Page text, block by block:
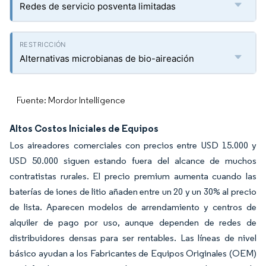
Redes de servicio posventa limitadas
Alternativas microbianas de bio-aireación
Fuente: Mordor Intelligence
Altos Costos Iniciales de Equipos
Los aireadores comerciales con precios entre USD 15.000 y
USD 50.000 siguen estando fuera del alcance de muchos
contratistas rurales. El precio premium aumenta cuando las
baterías de iones de litio añaden entre un 20 y un 30% al precio
de lista. Aparecen modelos de arrendamiento y centros de
alquiler de pago por uso, aunque dependen de redes de
distribuidores densas para ser rentables. Las líneas de nivel
básico ayudan a los Fabricantes de Equipos Originales (OEM)